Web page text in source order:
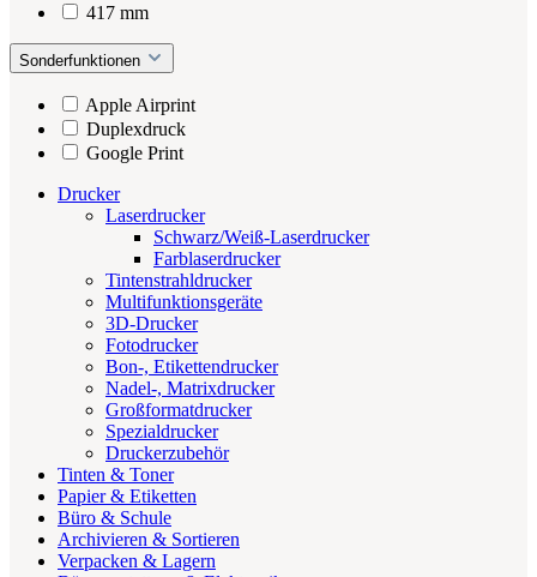
417 mm
Sonderfunktionen
Apple Airprint
Duplexdruck
Google Print
Drucker
Laserdrucker
Schwarz/Weiß-Laserdrucker
Farblaserdrucker
Tintenstrahldrucker
Multifunktionsgeräte
3D-Drucker
Fotodrucker
Bon-, Etikettendrucker
Nadel-, Matrixdrucker
Großformatdrucker
Spezialdrucker
Druckerzubehör
Tinten & Toner
Papier & Etiketten
Büro & Schule
Archivieren & Sortieren
Verpacken & Lagern